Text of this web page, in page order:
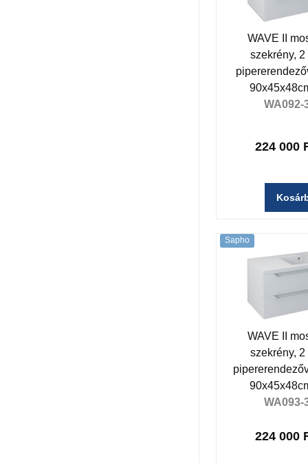
WAVE II
szekrény, 2
WA092-
224 000
Sapho
WAVE II
szekrény, 2
WA093-
224 000